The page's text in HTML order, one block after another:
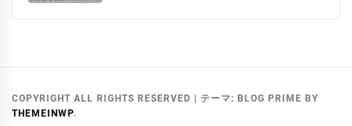
COPYRIGHT ALL RIGHTS RESERVED テーマ: BLOG PRIME BY
THEMEINWP.